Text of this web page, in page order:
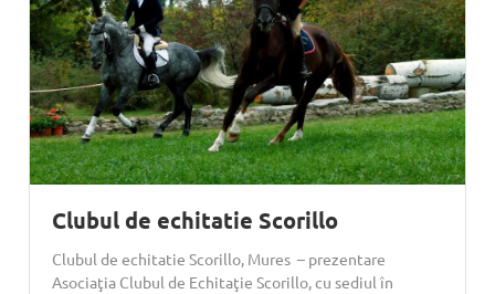
Clubul de echitatie Scorillo
Clubul de echitatie Scorillo, Mures – prezentare
Asociaţia Clubul de Echitaţie Scorillo, cu sediul în